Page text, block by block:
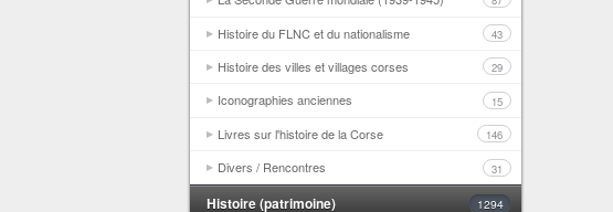
Histoire du FLNC et du nationalisme 43
Histoire des villes et villages corses 29
Iconographies anciennes 15
Livres sur l'histoire de la Corse 146
Divers / Rencontres 31
Histoire (patrimoine) 1294